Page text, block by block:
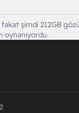
şimdi 212GB
oynanıyordu.